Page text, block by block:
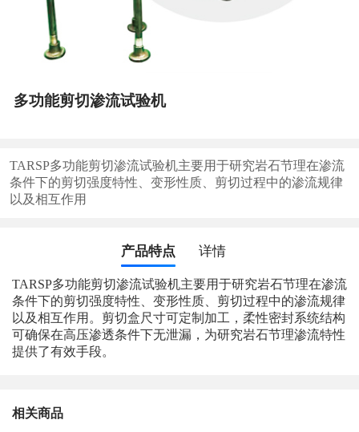
多功能剪切渗流试验机
TARSP多功能剪切渗流试验机主要用于研究岩石节理在渗流
条件下的剪切强度特性、变形性质、剪切过程中的渗流规律
以及相互作用
产品特点 详情
TARSP多功能剪切渗流试验机主要用于研究岩石节理在渗流
条件下的剪切强度特性、变形性质、剪切过程中的渗流规律
以及相互作用。剪切盒尺寸可定制加工，柔性密封系统结构
可确保在高压渗透条件下无泄漏，为研究岩石节理渗流特性
提供了有效手段。
相关商品